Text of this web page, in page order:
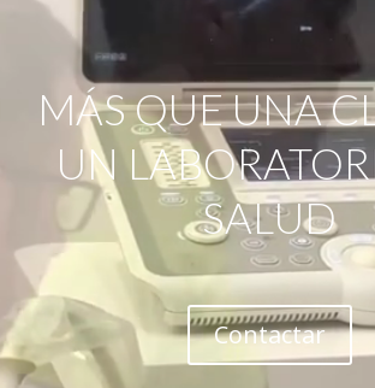
MÁS QUE UNA
UN
SALUD
Contactar